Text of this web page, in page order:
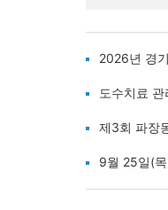
2026년 경
도수치료
제3회 파장
9월 25일(